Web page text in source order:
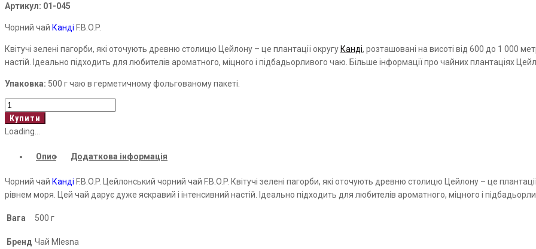
Артикул: 01-045
Чорний чай Канді F.B.O.P.
Квітучі зелені пагорби, які оточують древню столицю Цейлону – це плантації округу Канді, розташовані на висоті від 600 до 1 000
настій. Ідеально підходить для любителів ароматного, міцного і підбадьорливого чаю. Більше інформації про чайних плантаціях
Упаковка: 500 г чаю в герметичному фольгованому пакеті.
Kandy
кількість
Купити
Loading...
Опис Додаткова інформація
Чорний чай Канді F.B.O.P. Цейлонський чорний чай F.B.O.P. Квітучі зелені пагорби, які оточують древню столицю Цейлону – це
рівнем моря. Цей чай дарує дуже яскравий і інтенсивний настій. Ідеально підходить для любителів ароматного, міцного і
Вага 500 г
Бренд Чай Mlesna